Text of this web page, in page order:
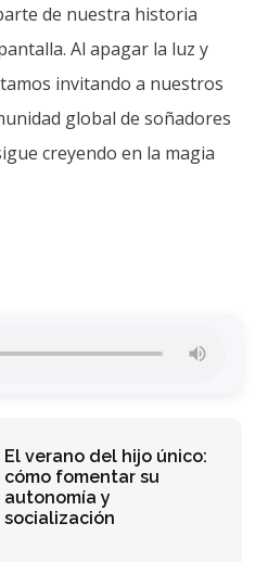
de nuestra historia
Al apagar la luz y
invitando a nuestros
global de soñadores
creyendo en la magia
El verano del hijo único:
cómo fomentar su
autonomía y
socialización